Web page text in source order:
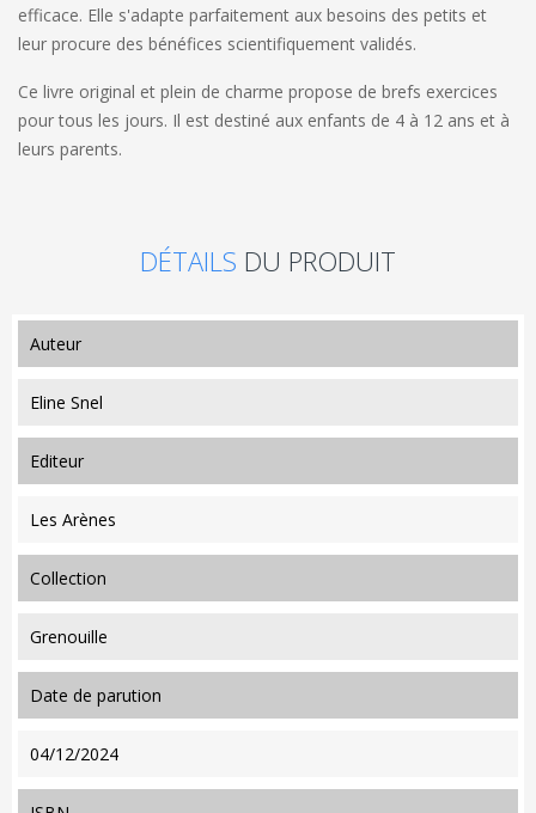
efficace. Elle s'adapte parfaitement aux besoins des petits et
leur procure des bénéfices scientifiquement validés.
Ce livre original et plein de charme propose de brefs exercices
pour tous les jours. Il est destiné aux enfants de 4 à 12 ans et à
leurs parents.
DÉTAILS DU PRODUIT
auteur
Eline Snel
editeur
Les Arènes
collection
Grenouille
date de parution
04/12/2024